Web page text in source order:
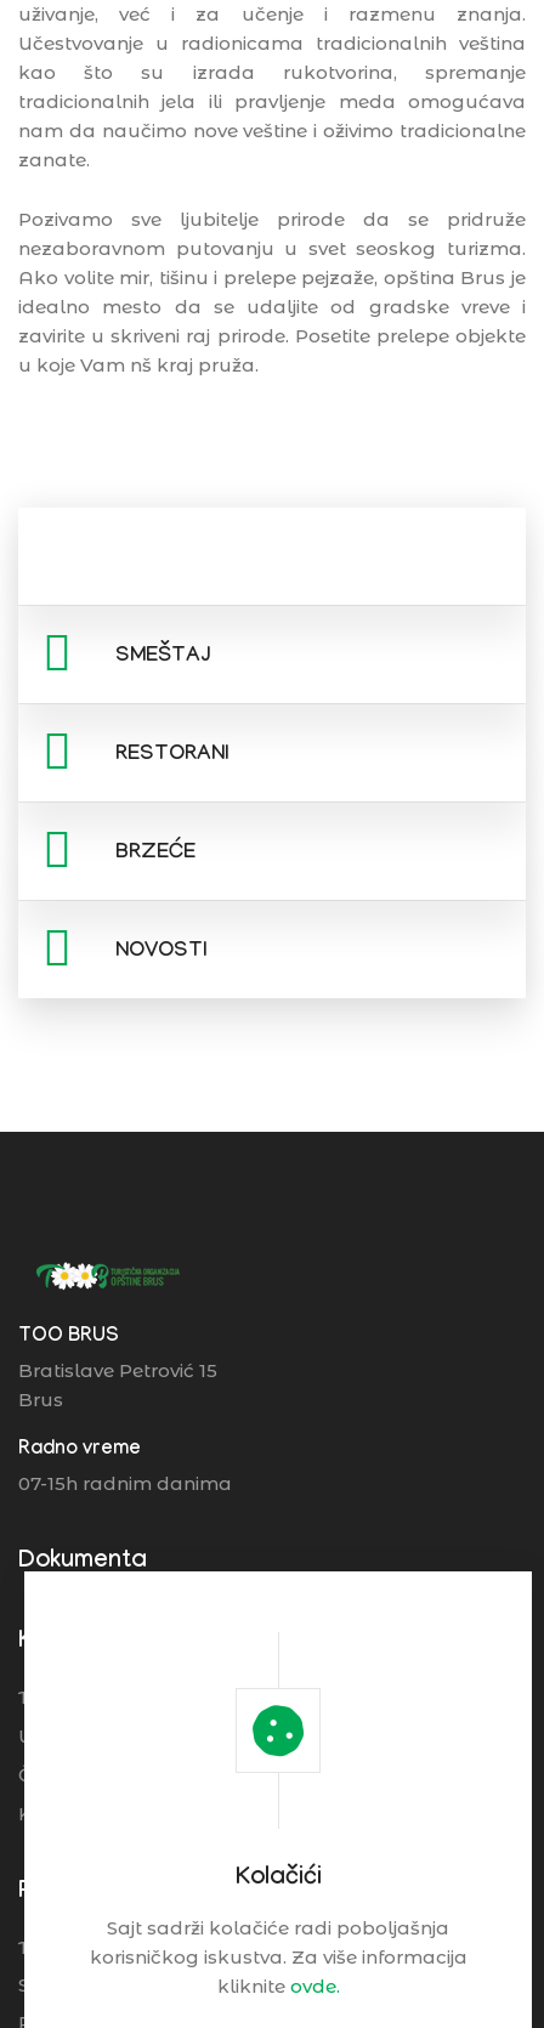
uživanje, već i za učenje i razmenu znanja.
Učestvovanje u radionicama tradicionalnih veština
kao što su izrada rukotvorina, spremanje
tradicionalnih jela ili pravljenje meda omogućava
nam da naučimo nove veštine i oživimo tradicionalne
zanate.
Pozivamo sve ljubitelje prirode da se pridruže
nezaboravnom putovanju u svet seoskog turizma.
Ako volite mir, tišinu i prelepe pejzaže, opština Brus je
idealno mesto da se udaljite od gradske vreve i
zavirite u skriveni raj prirode. Posetite prelepe objekte
u koje Vam nš kraj pruža.
SMEŠTAJ
RESTORANI
BRZEĆE
NOVOSTI
Kolačići
Sajt sadrži kolačiće radi poboljašnja
korisničkog iskustva. Za više informacija
kliknite ovde.
TOO BRUS
Bratislave Petrović 15
Brus
Radno vreme
07-15h radnim danima
Dokumenta
Korisni Linkovi
Turistička organizacija Srbije
Ugostitelji
Često postavljena pitanja
Kolačići
Pogledajte
Turistički Cenrtar Brzeće
Smeštaj
Restorani